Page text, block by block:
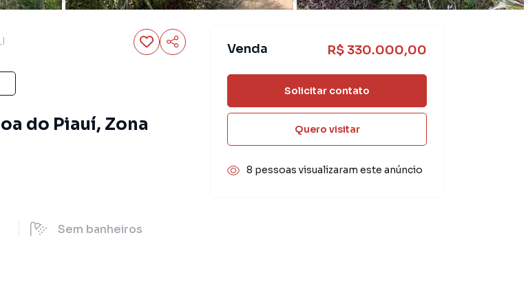
do Piauí, Zona
Sem banheiros
Venda R$ 330.000,00
Solicitar contato
Quero visitar
8 pessoas visualizaram este anúncio